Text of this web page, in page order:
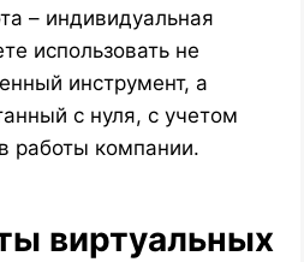
– индивидуальная
использовать не
инструмент, а
с нуля, с учетом
работы компании.
виртуальных